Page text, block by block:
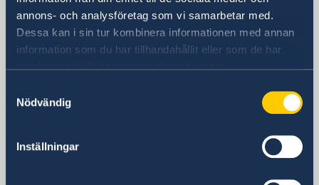
annons- och analysföretag som vi samarbetar med.
Dessa kan i sin tur kombinera informationen med annan
information som du har tillhandahållit eller som de har
samlat in när du har använt deras tjänster.
Nödvändig
Inställningar
Suecia en España
Embajada
Calle Caracas 25
Calle Caracas 25